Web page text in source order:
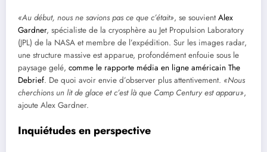
«Au début, nous ne savions pas ce que c’était», se souvientAlex
Gardner, spécialiste de la cryosphère au Jet Propulsion Laboratory
(JPL) de la NASA et membre de l’expédition. Sur les images radar,
une structure massive est apparue, profondément enfouie sous le
paysage gelé, comme le rapporte média en ligne américain The
Debrief. De quoi avoir envie d’observer plus attentivement. «Nous
cherchions un lit de glace et c’est là que Camp Century est apparu»,
ajoute Alex Gardner.
Inquiétudes en perspective